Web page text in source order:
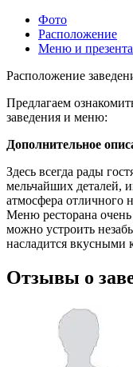
Фото
Расположение
Меню и
Расположение
Предлагаем
заведения и меню:
Дополнительное
Здесь всегда рады
мельчайших деталей,
атмосфера отличного
Меню ресторана очень
можно устроить
насладится
Отзывы о